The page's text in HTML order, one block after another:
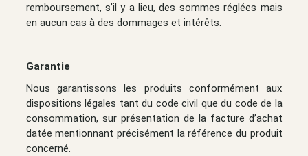
remboursement, s’il y a lieu, des sommes réglées mais
en aucun cas à des dommages et intérêts.
Garantie
Nous garantissons les produits conformément aux
dispositions légales tant du code civil que du code de la
consommation, sur présentation de la facture d’achat
datée mentionnant précisément la référence du produit
concerné.